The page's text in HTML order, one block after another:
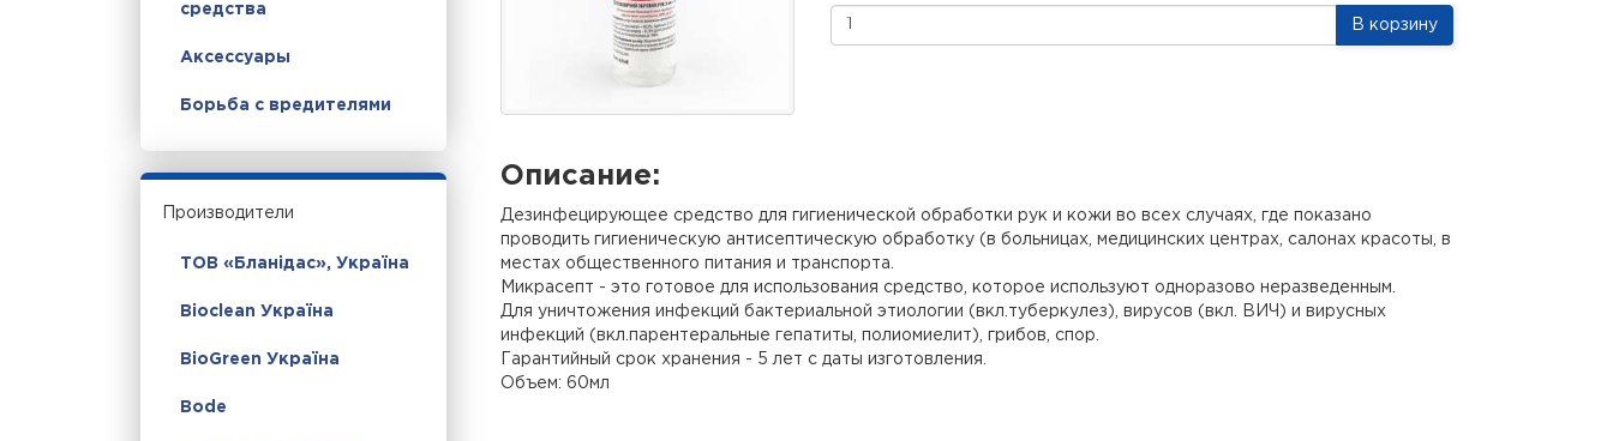
средства
Аксессуары
Борьба с вредителями
Производители
ТОВ «Бланідас», Україна
Bioclean Україна
BioGreen Україна
Bode
В корзину
Описание:
Дезинфецирующее средство для гигиенической обработки рук и кожи во всех случаях, где показано
проводить гигиеническую антисептическую обработку (в больницах, медицинских центрах, салонах красоты, в
местах общественного питания и транспорта.
Микрасепт - это готовое для использования средство, которое используют одноразово неразведенным.
Для уничтожения инфекций бактериальной этиологии (вкл.туберкулез), вирусов (вкл. ВИЧ) и вирусных
инфекций (вкл.парентеральные гепатиты, полиомиелит), грибов, спор.
Гарантийный срок хранения - 5 лет с даты изготовления.
Объем: 60мл